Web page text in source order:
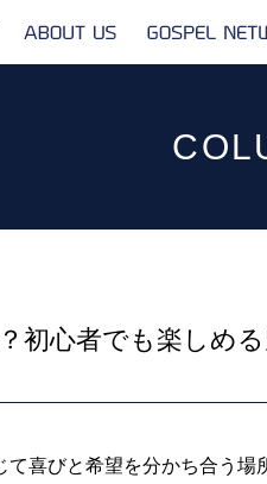
初心者でも楽しめ
て喜びと希望を分かち合う場